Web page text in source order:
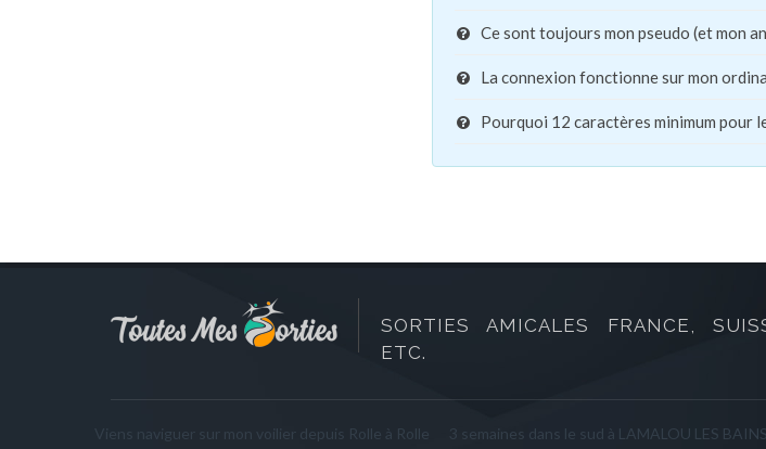
Ce sont toujours mon pseudo (et mon
La connexion fonctionne sur mon
Pourquoi 12 caractères minimum pour
SORTIES AMICALES FRANCE,
ETC.
Viens naviguer sur mon voilier depuis Rolle à Rolle
3 semaines dans le sud à LAMALOU LES BAINS